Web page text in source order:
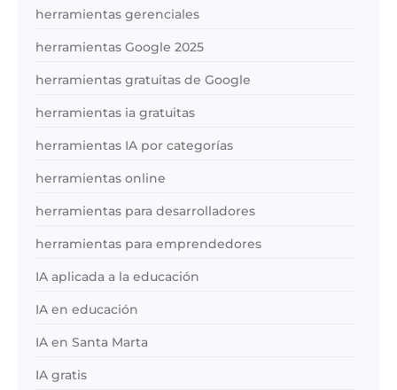
herramientas gerenciales
herramientas Google 2025
herramientas gratuitas de Google
herramientas ia gratuitas
herramientas IA por categorías
herramientas online
herramientas para desarrolladores
herramientas para emprendedores
IA aplicada a la educación
IA en educación
IA en Santa Marta
IA gratis